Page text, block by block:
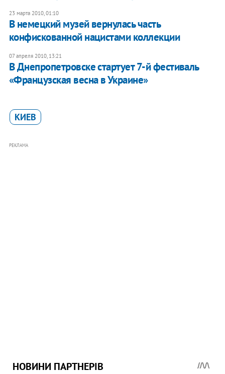
23 марта 2010, 01:10
В немецкий музей вернулась часть
конфискованной нацистами коллекции
07 апреля 2010, 13:21
В Днепропетровске стартует 7-й фестиваль
«Французская весна в Украине»
КИЕВ
РЕКЛАМА